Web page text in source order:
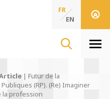
de l'Information & de
des Sciences
FR
EN
| Futur de la
(RP). (Re) Imaginer
la profession